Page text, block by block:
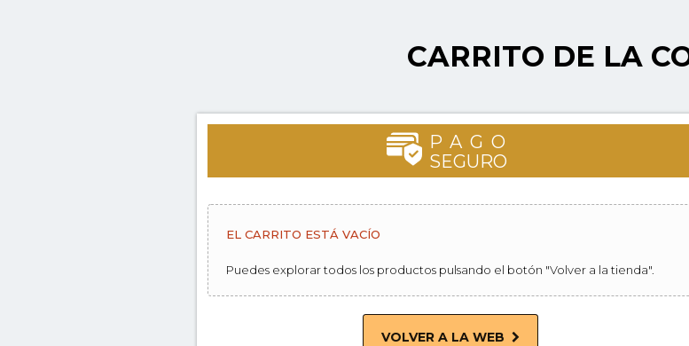
CARRITO DE LA
PAGO
SEGURO
EL CARRITO ESTÁ VACÍO
Puedes explorar todos los productos pulsando el botón "Volver a la tienda".
VOLVER A LA WEB